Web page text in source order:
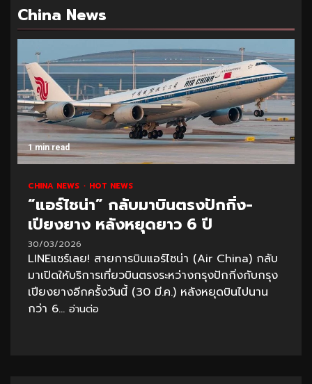
China News
1 min read
CHINA NEWS HOT NEWS
“แอร์ไชน่า” กลับมาบินตรงปักกิ่ง-
เปียงยาง หลังหยุดยาว 6 ปี
30/03/2026
LINEแชร์เลย! สายการบินแอร์ไชน่า (Air China) กลับ
มาเปิดให้บริการเที่ยวบินตรงระหว่างกรุงปักกิ่งกับกรุง
เปียงยางอีกครั้งวันนี้ (30 มี.ค.) หลังหยุดบินไปนาน
กว่า 6... อ่านต่อ